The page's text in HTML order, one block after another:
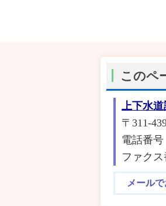
このペ
上下水
〒311-
電話番号
ファクス
メール